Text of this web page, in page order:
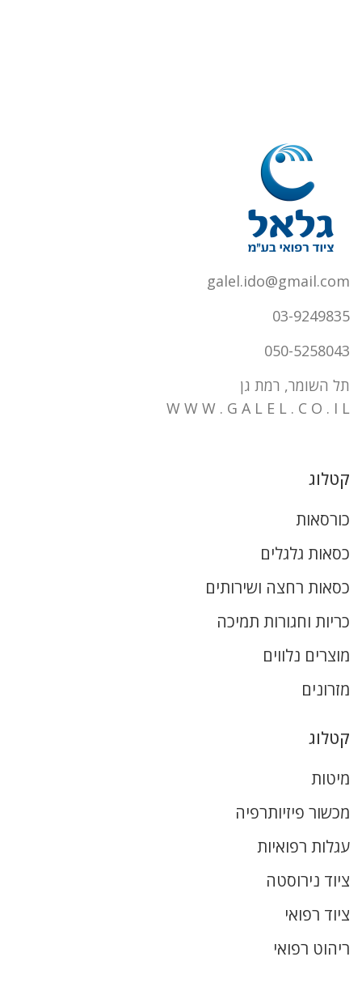
galel.ido@gmail.com
03-9249835
050-5258043
תל השומר, רמת גן
W W W . G A L E L . C O . I L
קטלוג
כורסאות
כסאות גלגלים
כסאות רחצה ושירותים
כריות וחגורות תמיכה
מוצרים נלווים
מזרונים
קטלוג
מיטות
מכשור פיזיותרפיה
עגלות רפואיות
ציוד נירוסטה
ציוד רפואי
ריהוט רפואי